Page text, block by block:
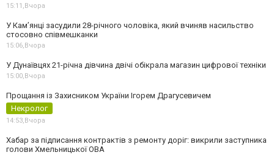
15:11,Вчора
У Камʼянці засудили 28-річного чоловіка, який вчиняв насильство
стосовно співмешканки
15:06,Вчора
У Дунаївцях 21-річна дівчина двічі обікрала магазин цифрової техніки
15:00,Вчора
Прощання із Захисником України Ігорем Драгусевичем
Некролог
14:53,Вчора
Хабар за підписання контрактів з ремонту доріг: викрили заступника
голови Хмельницької ОВА